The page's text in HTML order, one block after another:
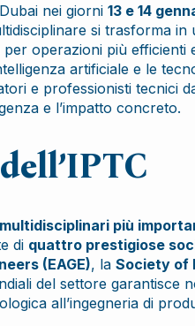
nei giorni 13 e 14
si trasforma in
operazioni più efficienti
artificiale e le
e professionisti tecnici
e l’impatto concreto.
multidisciplinari più
di quattro prestigiose
(EAGE), la Society of
del settore garantisce
all’ingegneria di